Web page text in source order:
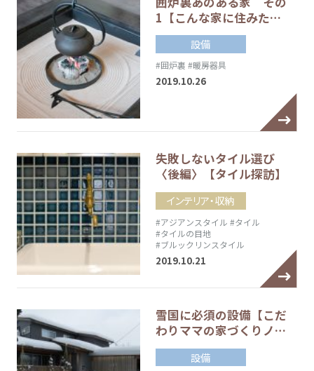
1【こんな家に住みた…
設備
#囲炉裏 #暖房器具
2019.10.26
失敗しないタイル選び
〈後編〉【タイル探訪】
インテリア・収納
#アジアンスタイル #タイル
#タイルの目地
#ブルックリンスタイル
2019.10.21
雪国に必須の設備【こだ
わりママの家づくりノ…
設備